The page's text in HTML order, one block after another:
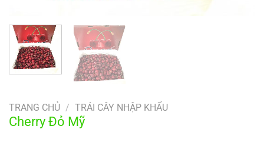
TRANG CHỦ / TRÁI CÂY NHẬP KHẨU
Cherry Đỏ Mỹ